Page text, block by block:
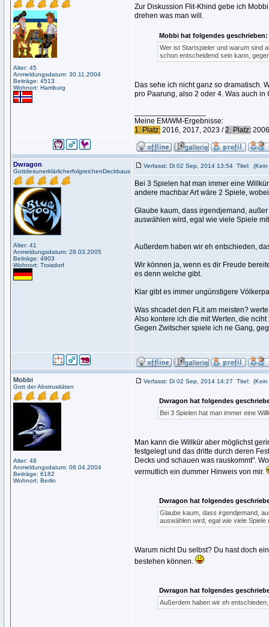
Alter: 45
Anmeldungsdatum: 30.11.2004
Beiträge: 4513
Wohnort: Hamburg
Zur Diskussion Flit-Khind gebe ich
drehen was man will.
Mobbi hat folgendes geschrieben:
Wer ist Startspieler und warum sind
schon entscheidend sein kann,
Das sehe ich nicht ganz so dramatisch.
pro Paarung, also 2 oder 4. Was auch
Meine EM/WM-Ergebnisse:
1. Platz: 2016, 2017, 2023 /2. Platz:
Dwragon
GottdesunerklärlicherfolgreichenDeckbaus
Alter: 41
Anmeldungsdatum: 28.03.2005
Beiträge: 4903
Wohnort: Troisdorf
Verfasst: Di 02 Sep, 2014 13:54 Titel: (Kein
Bei 3 Spielen hat man immer eine
andere machbar Art wäre 2 Spiele,
Glaube kaum, dass irgendjemand,
auswählen wird, egal wie viele Spiele
Außerdem haben wir eh entschieden,
Wir können ja, wenn es dir Freude
es denn welche gibt.
Klar gibt es immer ungünstigere
Was shcadet den FLit am meisten?
Also kontere ich die mit Werten, die
Gegen Zwitscher spiele ich ne Gang,
Mobbi
Gott der Abstrusitäten
Alter: 48
Anmeldungsdatum: 08.04.2004
Beiträge: 6182
Wohnort: Berlin
Verfasst: Di 02 Sep, 2014 14:27 Titel: (Kein
Dwragon hat folgendes
Bei 3 Spielen hat man immer eine
Man kann die Willkür aber möglichst
festgelegt und das dritte durch deren
Decks und schauen was rauskommt".
vermutlich ein dummer Hinweis von mir.
Dwragon hat folgendes
Glaube kaum, dass irgendjemand,
auswählen wird, egal wie viele
Warum nicht Du selbst? Du hast doch
bestehen können.
Dwragon hat folgendes
Außerdem haben wir eh